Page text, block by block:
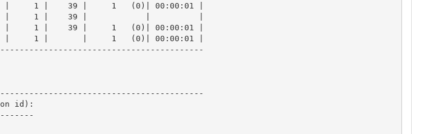
|     1 |    39 |     1   (0)| 00:00:01 |
|       |     1 |    39 |            |          |
T1    |     1 |    39 |     1   (0)| 00:00:01 |
|     1 |       |     1   (0)| 00:00:01 |
id):